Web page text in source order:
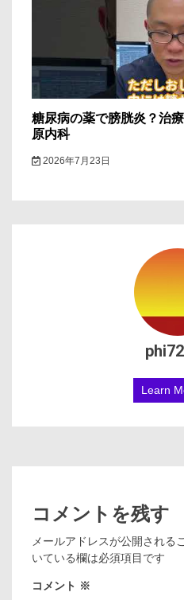
糖尿病の薬で膀胱炎？治
原内科
2026年7月23日
Learn
コメントを残す
メールアドレスが公開される
いている欄は必須項目です
コメント ※